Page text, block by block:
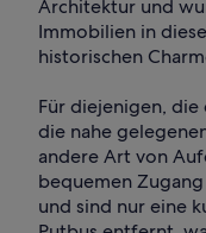
Architektur und
Immobilien in
historischen
Für diejenigen,
die nahe
andere Art von
bequemen
und sind nur eine